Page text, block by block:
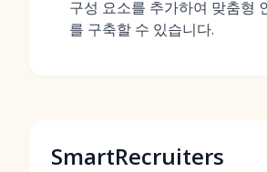
구성 요소를 추가하여 맞춤형
를 구축할 수 있습니다.
SmartRecruiters